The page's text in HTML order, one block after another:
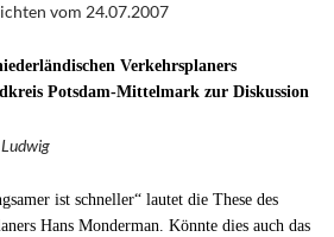
vom 24.07.2007
Verkehrsplaners
Potsdam-Mittelmark zur Diskussion
ist schneller“ lautet die These des
Hans Monderman. Könnte dies auch das